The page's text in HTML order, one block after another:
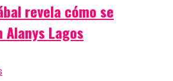
revela cómo se
Lagos